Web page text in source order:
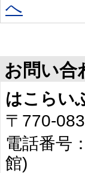
へ
お問い合
はこらい
〒770-
電話番号
館)